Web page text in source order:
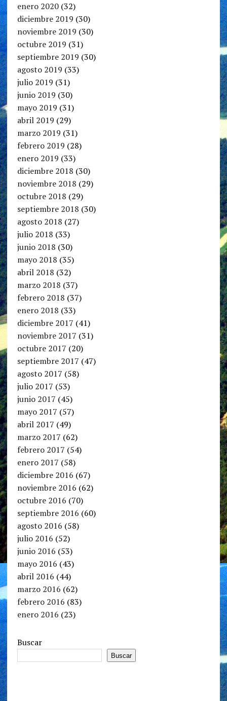
enero 2020(32)
diciembre 2019 (30)
noviembre 2019 (30)
octubre 2019 (31)
septiembre 2019 (30)
agosto 2019 (33)
julio 2019 (31)
junio 2019 (30)
mayo 2019 (31)
abril 2019 (29)
marzo 2019 (31)
febrero 2019 (28)
enero 2019 (33)
diciembre 2018 (30)
noviembre 2018 (29)
octubre 2018 (29)
septiembre 2018 (30)
agosto 2018 (27)
julio 2018 (33)
junio 2018 (30)
mayo 2018 (35)
abril 2018 (32)
marzo 2018 (37)
febrero 2018 (37)
enero 2018 (33)
diciembre 2017 (41)
noviembre 2017 (31)
octubre 2017 (20)
septiembre 2017 (47)
agosto 2017 (58)
julio 2017 (53)
junio 2017 (45)
mayo 2017 (57)
abril 2017 (49)
marzo 2017 (62)
febrero 2017 (54)
enero 2017 (58)
diciembre 2016 (67)
noviembre 2016 (62)
octubre 2016 (70)
septiembre 2016 (60)
agosto 2016 (58)
julio 2016 (52)
junio 2016 (53)
mayo 2016 (43)
abril 2016 (44)
marzo 2016 (62)
febrero 2016 (83)
enero 2016 (23)
Buscar
Buscar